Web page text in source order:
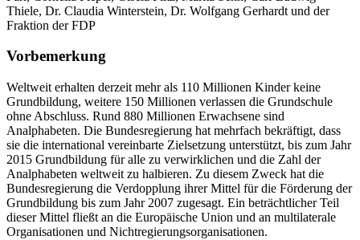
Thiele, Dr. Claudia Winterstein, Dr. Wolfgang Gerhardt und der
Fraktion der FDP
Vorbemerkung
Weltweit erhalten derzeit mehr als 110 Millionen Kinder keine
Grundbildung, weitere 150 Millionen verlassen die Grundschule
ohne Abschluss. Rund 880 Millionen Erwachsene sind
Analphabeten. Die Bundesregierung hat mehrfach bekräftigt, dass
sie die international vereinbarte Zielsetzung unterstützt, bis zum Jahr
2015 Grundbildung für alle zu verwirklichen und die Zahl der
Analphabeten weltweit zu halbieren. Zu diesem Zweck hat die
Bundesregierung die Verdopplung ihrer Mittel für die Förderung der
Grundbildung bis zum Jahr 2007 zugesagt. Ein beträchtlicher Teil
dieser Mittel fließt an die Europäische Union und an multilaterale
Organisationen und Nichtregierungsorganisationen.